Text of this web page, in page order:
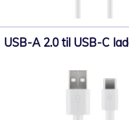
USB-A 2.0 til USB-C